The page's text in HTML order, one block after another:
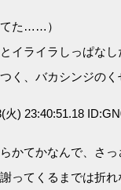
てた……）
イライラしっぱなし
く、バカシンジのく
火) 23:40:51.18
かてかなんで、さっ
ってくるまでは折れ